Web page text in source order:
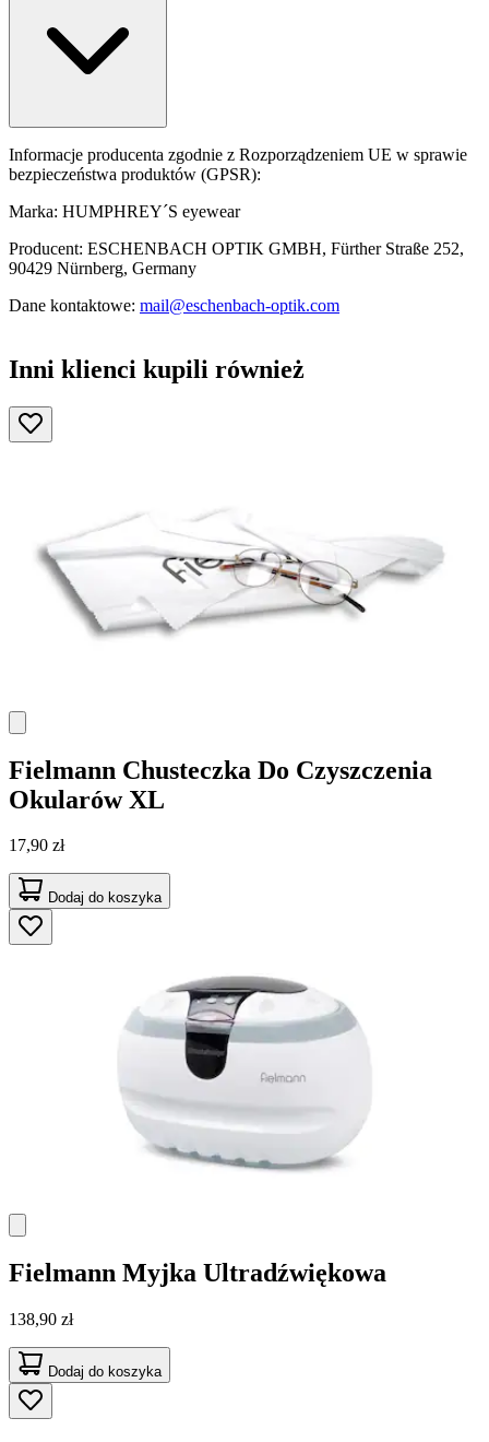
Informacje producenta zgodnie z Rozporządzeniem UE w sprawie
bezpieczeństwa produktów (GPSR):
Marka: HUMPHREY´S eyewear
Producent: ESCHENBACH OPTIK GMBH, Fürther Straße 252,
90429 Nürnberg, Germany
Dane kontaktowe: mail@eschenbach-optik.com
Inni klienci kupili również
Fielmann Chusteczka Do Czyszczenia
Okularów XL
17,90 zł
Dodaj do koszyka
Fielmann Myjka Ultradźwiękowa
138,90 zł
Dodaj do koszyka